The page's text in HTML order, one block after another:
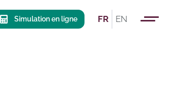
Simulation en ligne FR EN